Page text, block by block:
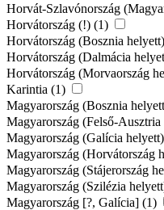
Horvát-Szlavónország
Horvátország (!) (1)
Horvátország (Bosznia
Horvátország (Dalmácia
Horvátország (Morvaország
Karintia (1)
Magyarország (Bosznia
Magyarország (Felső-
Magyarország (Galícia
Magyarország (Horvátország
Magyarország (Stájerország
Magyarország (Szilézia
Magyarország [?, Galícia] (1)